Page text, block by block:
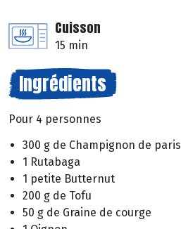
Cuisson
15 min
Ingrédients
Pour 4 personnes
300 g de Champignon de paris
1 Rutabaga
1 petite Butternut
200 g de Tofu
50 g de Graine de courge